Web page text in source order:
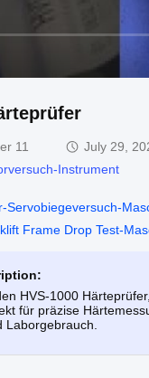
11
July 29,
Instrument
Servobiegeversuch-
Frame Drop Test-
HVS-1000
für präzise
Laborgebrauch.